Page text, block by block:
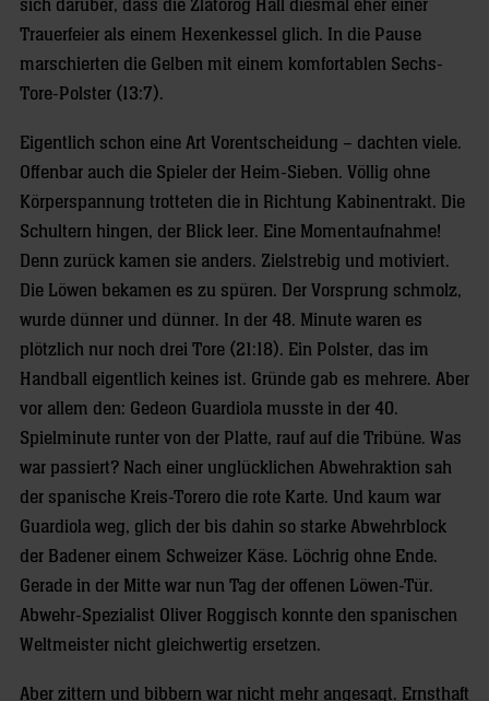
sich darüber, dass die Zlatorog Hall diesmal eher einer
Trauerfeier als einem Hexenkessel glich. In die Pause
marschierten die Gelben mit einem komfortablen Sechs-
Tore-Polster (13:7).
Eigentlich schon eine Art Vorentscheidung – dachten viele.
Offenbar auch die Spieler der Heim-Sieben. Völlig ohne
Körperspannung trotteten die in Richtung Kabinentrakt. Die
Schultern hingen, der Blick leer. Eine Momentaufnahme!
Denn zurück kamen sie anders. Zielstrebig und motiviert.
Die Löwen bekamen es zu spüren. Der Vorsprung schmolz,
wurde dünner und dünner. In der 48. Minute waren es
plötzlich nur noch drei Tore (21:18). Ein Polster, das im
Handball eigentlich keines ist. Gründe gab es mehrere. Aber
vor allem den: Gedeon Guardiola musste in der 40.
Spielminute runter von der Platte, rauf auf die Tribüne. Was
war passiert? Nach einer unglücklichen Abwehraktion sah
der spanische Kreis-Torero die rote Karte. Und kaum war
Guardiola weg, glich der bis dahin so starke Abwehrblock
der Badener einem Schweizer Käse. Löchrig ohne Ende.
Gerade in der Mitte war nun Tag der offenen Löwen-Tür.
Abwehr-Spezialist Oliver Roggisch konnte den spanischen
Weltmeister nicht gleichwertig ersetzen.
Aber zittern und bibbern war nicht mehr angesagt. Ernsthaft